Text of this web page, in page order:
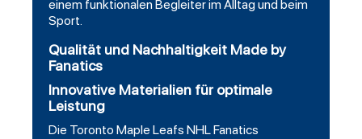
einem funktionalen Begleiter im Alltag und beim
Sport.
Qualität und Nachhaltigkeit Made by
Fanatics
Innovative Materialien für optimale
Leistung
Die Toronto Maple Leafs NHL Fanatics